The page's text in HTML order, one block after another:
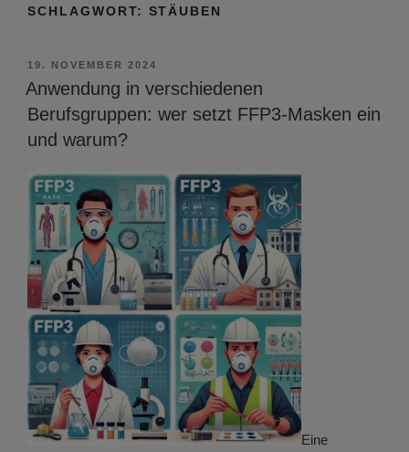
SCHLAGWORT: STÄUBEN
VERÖFFENTLICHT
AM
19. NOVEMBER 2024
Anwendung in verschiedenen
Berufsgruppen: wer setzt FFP3-Masken ein
und warum?
Eine